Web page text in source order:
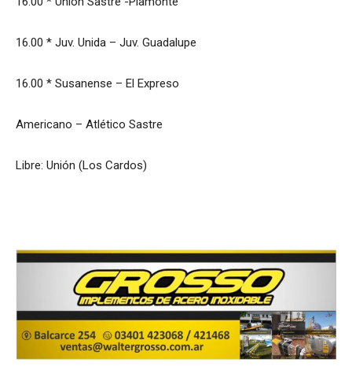
16.00 * Juv. Unida – Juv. Guadalupe
16.00 * Susanense – El Expreso
Americano – Atlético Sastre
Libre: Unión (Los Cardos)